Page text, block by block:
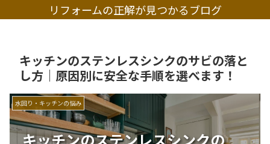
リフォームの正解が見つかるブログ
キッチンのステンレスシンクのサビの落と
し方｜原因別に安全な手順を選べます！
キッチンのステンレスシンクの
水回り・キッチンの悩み